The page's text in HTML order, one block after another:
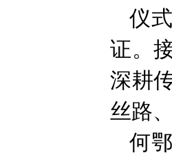
仪
证。
深耕
丝路
何